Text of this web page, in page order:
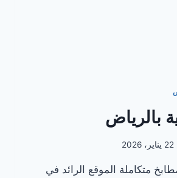
بالرياض
22 يناير، 2026
متكاملة الموقع الرائد في